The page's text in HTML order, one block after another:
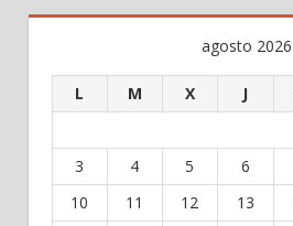
agosto 2026
L M X J
3
4 5 6
10
11 12 13